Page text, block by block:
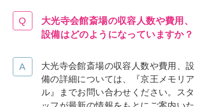
大光寺会館斎場の収容人数や費用、
設備はどのようになっていますか？
大光寺会館斎場の収容人数や費用、設
備の詳細については、『京王メモリア
ル』までお問い合わせください。スタ